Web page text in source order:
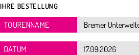
IHRE BESTELLUNG
TOURENNAME
DATUM